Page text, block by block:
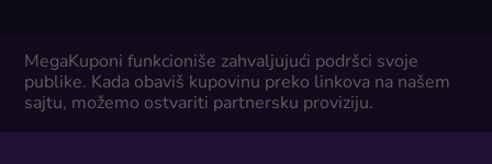
MegaKuponi funkcioniše zahvaljujući podršci svoje
publike. Kada obaviš kupovinu preko linkova na našem
sajtu, možemo ostvariti partnersku proviziju.